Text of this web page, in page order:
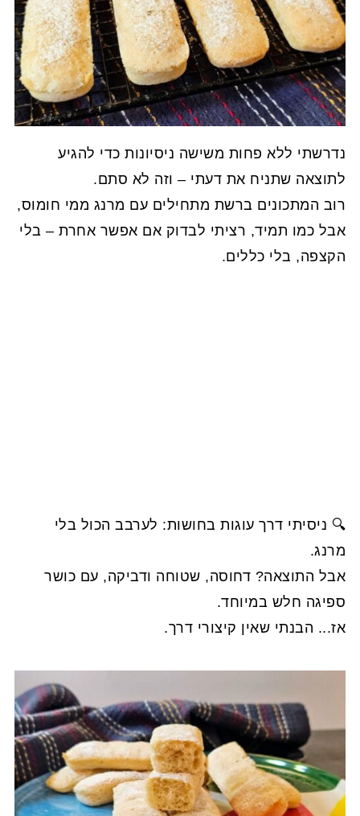
נדרשתי ללא פחות משישה ניסיונות כדי להגיע
לתוצאה שתניח את דעתי – וזה לא סתם.
רוב המתכונים ברשת מתחילים עם מרנג ממי חומוס,
אבל כמו תמיד, רציתי לבדוק אם אפשר אחרת – בלי
הקצפה, בלי כללים.
🔍 ניסיתי דרך עוגות בחושות: לערבב הכול בלי
מרנג.
אבל התוצאה? דחוסה, שטוחה ודביקה, עם כושר
ספיגה חלש במיוחד.
אז... הבנתי שאין קיצורי דרך.